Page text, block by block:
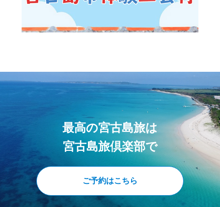
最高の宮古島旅は
宮古島旅倶楽部で
ご予約はこちら